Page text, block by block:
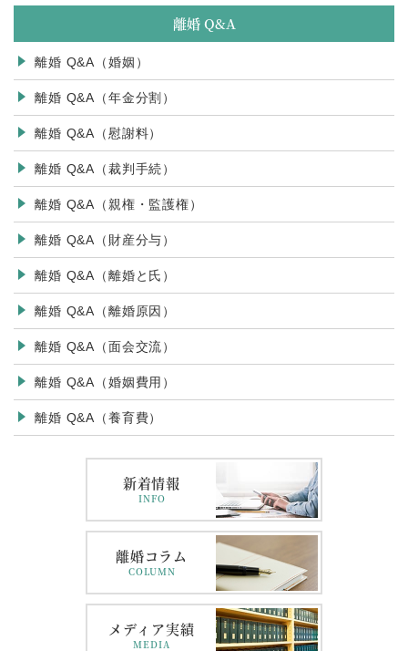
離婚 Q&A
離婚 Q&A（婚姻）
離婚 Q&A（年金分割）
離婚 Q&A（慰謝料）
離婚 Q&A（裁判手続）
離婚 Q&A（親権・監護権）
離婚 Q&A（財産分与）
離婚 Q&A（離婚と氏）
離婚 Q&A（離婚原因）
離婚 Q&A（面会交流）
離婚 Q&A（婚姻費用）
離婚 Q&A（養育費）
新着情報
INFO
離婚コラム
COLUMN
メディア実績
MEDIA